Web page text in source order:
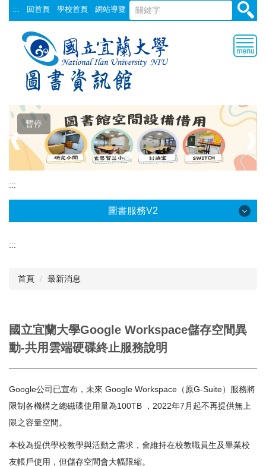
跳
到
::: 回首頁 學校首頁 網站導覽
暫停
❰
:::
圖書服務V2
校史資料
志願服務
:::
首頁 最新消息
國立宜蘭大學Google Workspace儲存空間異
動-共用雲端硬碟終止服務說明
Google公司已宣布，未來 Google Workspace（原G-Suite）服務將
限制各機構之總磁碟使用量為100TB ，2022年7月起不再提供無上
限之容量空間。
本校為提供學校教學與活動之需求，會維持在校教職員生及畢業校
友帳戶使用，但儲存空間會大幅限縮。